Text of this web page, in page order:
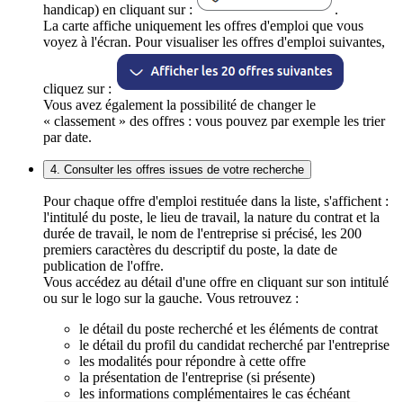
handicap) en cliquant sur :
.
La carte affiche uniquement les offres d'emploi que vous
voyez à l'écran. Pour visualiser les offres d'emploi suivantes,
cliquez sur :
Vous avez également la possibilité de changer le
« classement » des offres : vous pouvez par exemple les trier
par date.
4. Consulter les offres issues de votre recherche
Pour chaque offre d'emploi restituée dans la liste, s'affichent :
l'intitulé du poste, le lieu de travail, la nature du contrat et la
durée de travail, le nom de l'entreprise si précisé, les 200
premiers caractères du descriptif du poste, la date de
publication de l'offre.
Vous accédez au détail d'une offre en cliquant sur son intitulé
ou sur le logo sur la gauche. Vous retrouvez :
le détail du poste recherché et les éléments de contrat
le détail du profil du candidat recherché par l'entreprise
les modalités pour répondre à cette offre
la présentation de l'entreprise (si présente)
les informations complémentaires le cas échéant